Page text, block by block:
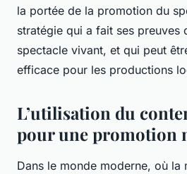
la portée de la promotion du
stratégie qui a fait ses preuves
spectacle vivant, et qui peut
efficace pour les productions
L’utilisation du
pour une promotion
Dans le monde moderne, où la